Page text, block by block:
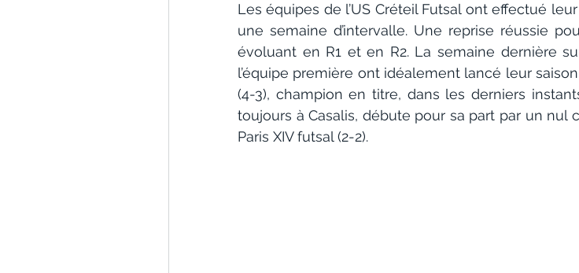
Les équipes de l’US Créteil Futsal ont effectué
une semaine d’intervalle. Une reprise réussie
évoluant en R1 et en R2. La semaine dernière
l’équipe première ont idéalement lancé leur
(4-3), champion en titre, dans les derniers
toujours à Casalis, débute pour sa part par un
Paris XIV futsal (2-2).